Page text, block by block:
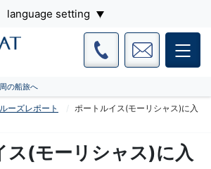
language setting
の船旅へ
ーズレポート
ポートルイス(モーリシャス)に入
ス(モーリシャス)に入